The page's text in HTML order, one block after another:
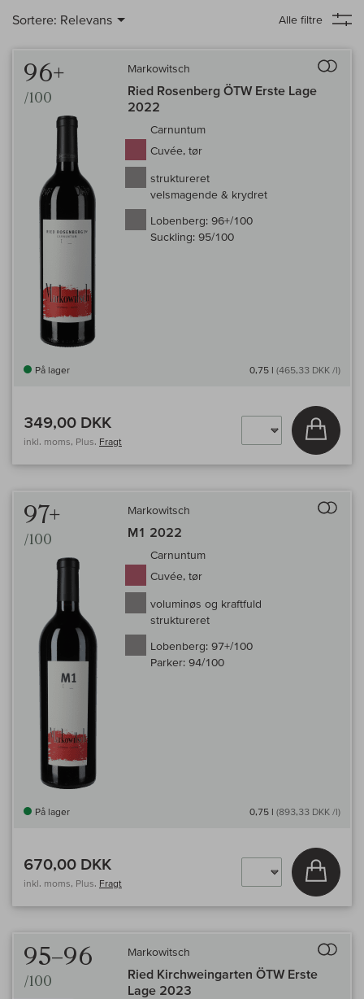
Sortere: Relevans Alle filtre
96+
/100
Markowitsch
Ried Rosenberg ÖTW Erste Lage
2022
Carnuntum
Cuvée, tør
struktureret
velsmagende & krydret
Lobenberg: 96+/100
Suckling: 95/100
På lager 0,75 l (465,33 DKK /l)
349,00 DKK
inkl. moms, Plus. Fragt
Læg i
97+
/100
Markowitsch
M1 2022
Carnuntum
Cuvée, tør
voluminøs og kraftfuld
struktureret
Lobenberg: 97+/100
Parker: 94/100
På lager 0,75 l (893,33 DKK /l)
670,00 DKK
inkl. moms, Plus. Fragt
Læg i
95–96
/100
Markowitsch
Ried Kirchweingarten ÖTW Erste
Lage 2023